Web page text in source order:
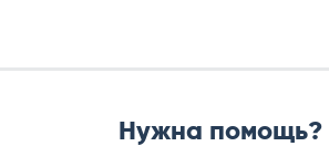
Нужна помощь?